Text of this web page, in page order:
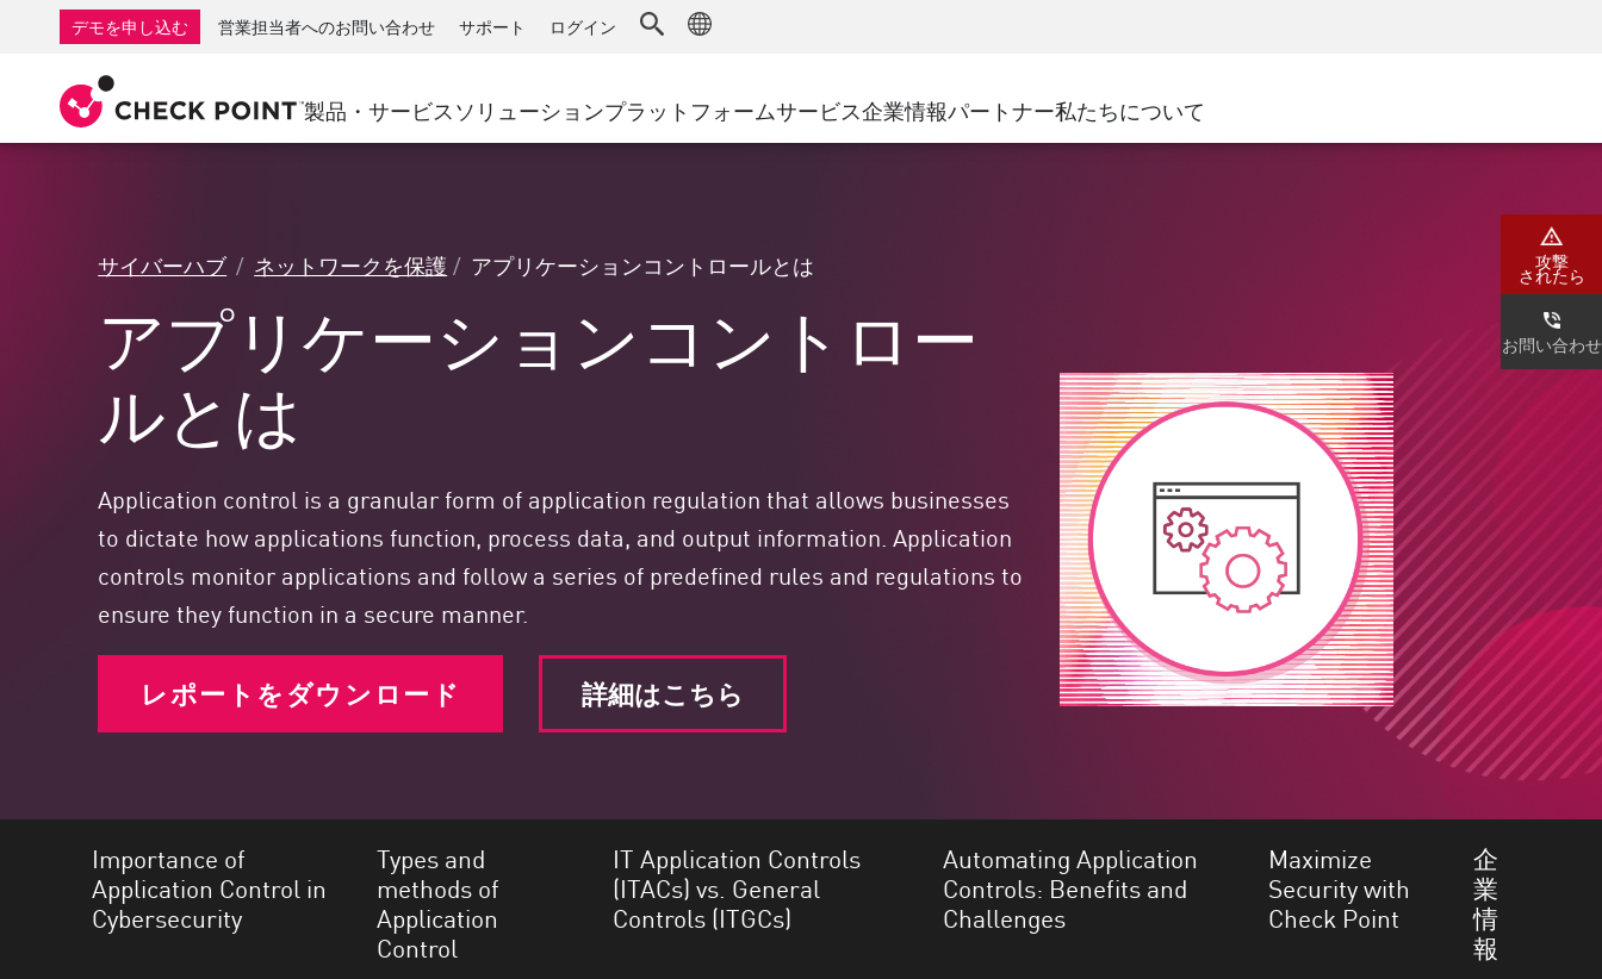
製品・サービス
SMB向けファイアウォール
産業用ファイアウォール
SD-WAN
リモート アクセスVPN
Agentic Network Security Orchestration
セキュリティ管理アプライアンス
AIを活用したセキュリティ管理
SASE
ワークスペース
モバイル
エンドポイント
ブラウズ
SaaS
エクスポージャー管理
脅威インテリジェンス
安全な修復
ThreatCloudのAI
AIセキュリティ
ソリューション
AI Network Firewall
AI Runtime Protection
ランサムウェア対策
IoTセキュリティソリューション
Secure Access Service Edge
脅威ハンティング
業界別ソリューション
地方自治体
通信事業者/サービス プロバイダ
プラットフォームサービス
検出
応答
サービスとしてのマネージドファイアウォール
サポート・センター
アドボカシーマネジメントサービス
Proサポート
企業情報イベント&ウェビナー
パートナー
Google Cloud Platform
私たちについて
デモを申し込む
営業担当者へのお問い合わせ サポート ログイン
サイバーハブ ネットワークを保護 アプリケーションコントロールとは
アプリケーションコントロー
ルとは
Application control is a granular form of application regulation that allows businesses
to dictate how applications function, process data, and output information. Application
controls monitor applications and follow a series of predefined rules and regulations to
ensure they function in a secure manner.
レポートをダウンロード 詳細はこちら
Importance of
Application Control in
Cybersecurity
Types and
methods of
Application
Control
IT Application Controls
(ITACs) vs. General
Controls (ITGCs)
Automating Application
Controls: Benefits and
Challenges
Maximize
Security with
Check Point
企
業
情
報
攻撃
されたら
お問い合わせ